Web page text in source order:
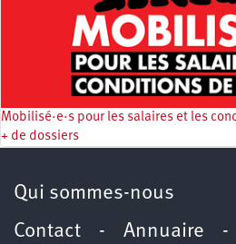
Mobilisé·e·s pour les salaires et les
+ de dossiers
Qui sommes-nous
Contact - Annuaire -